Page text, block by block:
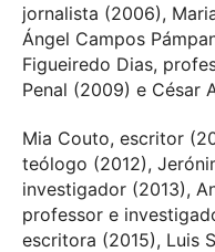
jornalista (2006),
Ángel Campos
Figueiredo Dias,
Penal (2009) e César
Mia Couto, escritor
teólogo (2012),
investigador (2013),
professor e
escritora (2015), Luis